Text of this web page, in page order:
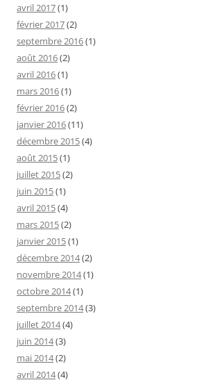
avril 2017(1)
février 2017(2)
septembre 2016(1)
août 2016(2)
avril 2016(1)
mars 2016(1)
février 2016(2)
janvier 2016(11)
décembre 2015(4)
août 2015(1)
juillet 2015(2)
juin 2015(1)
avril 2015(4)
mars 2015(2)
janvier 2015(1)
décembre 2014(2)
novembre 2014(1)
octobre 2014(1)
septembre 2014(3)
juillet 2014(4)
juin 2014(3)
mai 2014(2)
avril 2014(4)